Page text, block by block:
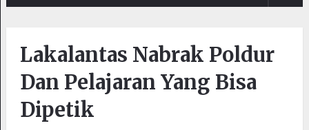
Lakalantas Nabrak Poldur
Dan Pelajaran Yang Bisa
Dipetik